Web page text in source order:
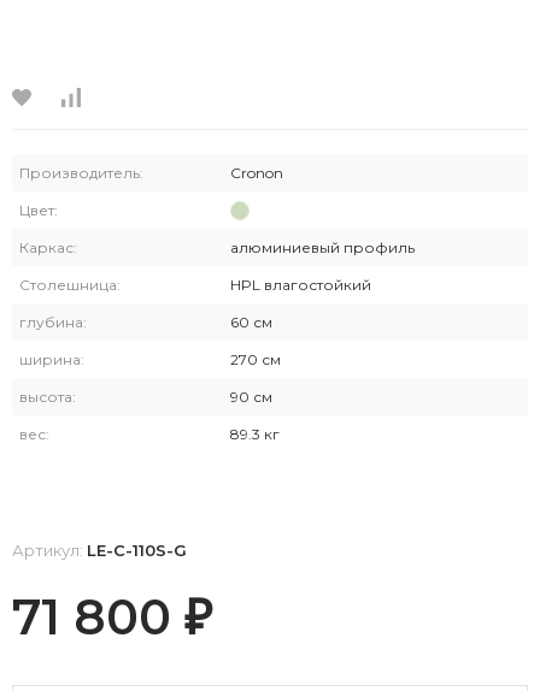
Производитель: Cronon
Цвет:
Каркас: алюминиевый профиль
Столешница: HPL влагостойкий
глубина: 60 см
ширина: 270 см
высота: 90 см
вес: 89.3 кг
Артикул: LE-C-110S-G
71 800 ₽